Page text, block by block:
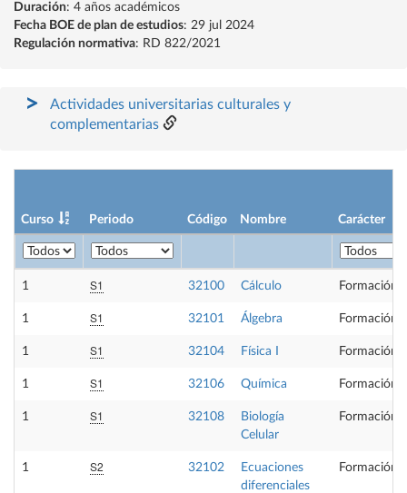
Duración: 4 años académicos
Fecha BOE de plan de estudios: 29 jul 2024
Regulación normativa: RD 822/2021
Actividades universitarias culturales y
complementarias
Curso Periodo Código Nombre Carácter
1 S1 32100 Cálculo Formación
1 S1 32101 Álgebra Formación
1 S1 32104 Física I Formación
1 S1 32106 Química Formación
1 S1 32108
Biología
Celular
Formación
1 S2 32102
Ecuaciones
diferenciales
Formación